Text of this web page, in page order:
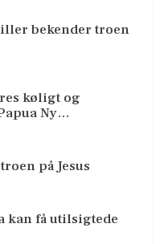
bekender troen
køligt og
Ny…
på Jesus
kan få utilsigtede